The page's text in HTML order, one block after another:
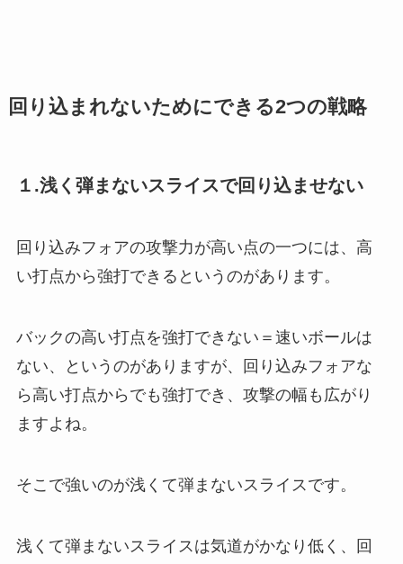
回り込まれないためにできる2つの戦略
１.浅く弾まないスライスで回り込ませない
回り込みフォアの攻撃力が高い点の一つには、高
い打点から強打できるというのがあります。
バックの高い打点を強打できない＝速いボールは
ない、というのがありますが、回り込みフォアな
ら高い打点からでも強打でき、攻撃の幅も広がり
ますよね。
そこで強いのが浅くて弾まないスライスです。
浅くて弾まないスライスは気道がかなり低く、回